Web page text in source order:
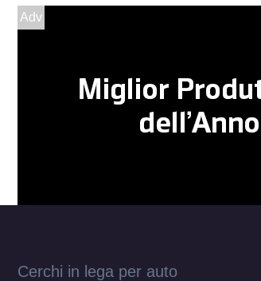
Adv
Cerchi in lega per auto